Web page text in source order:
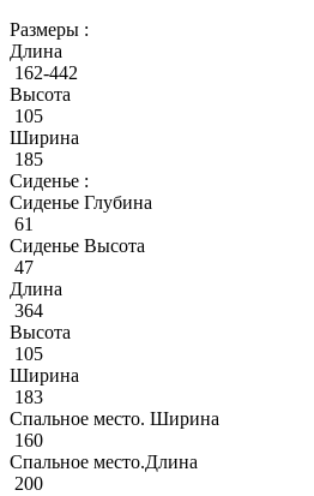
Размеры :
Длина
162-442
Высота
105
Ширина
185
Сиденье :
Сиденье Глубина
61
Сиденье Высота
47
Длина
364
Высота
105
Ширина
183
Спальное место. Ширина
160
Спальное место.Длина
200